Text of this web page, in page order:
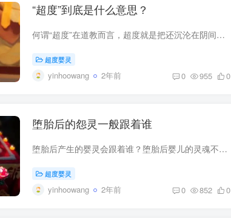
“超度”到底是什么意思？
​何谓“超度”在道教而言，超度就是把还沉沦在阴间的亡魂或者还滞留在人间的亡魂救拔出来，然后通过神仙接引，希望亡魂早日登东方青华极乐世界。​道教超度一般供奉的主神为太乙救苦天尊。太乙...
超度婴灵
yinhoowang 2年前 0 955 0
堕胎后的怨灵一般跟着谁
堕胎后产生的婴灵会跟着谁？堕胎后婴儿的灵魂不会消散，血脉相连，他们无处可去，只能跟着母亲或者父亲的身边去吸食他们身上的元气来壮大自己的灵识。何为婴灵？婴灵就是人工流产或者胎死腹中、...
超度婴灵
yinhoowang 2年前 0 852 0